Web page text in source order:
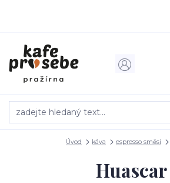
Úvod káva espresso směsi
Huascar